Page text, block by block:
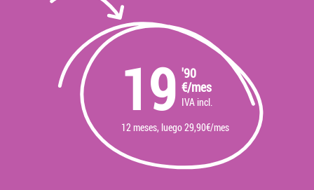
19 '90
€/mes
IVA incl.
12 meses, luego 29,90€/mes